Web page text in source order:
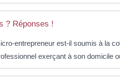
? Réponses !
entrepreneur est-il soumis à la
exerçant à son domicile